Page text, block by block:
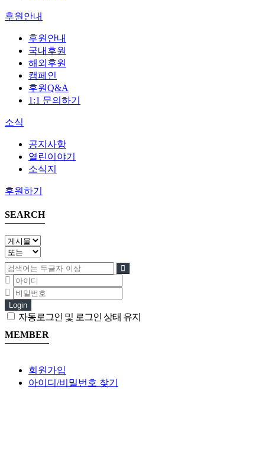
후원안내
후원안내
국내후원
해외후원
캠페인
후원Q&A
1:1 문의하기
소식
공지사항
열린이야기
소식지
후원하기
SEARCH
Login
자동로그인 및 로그인 상태 유지
MEMBER
회원가입
아이디/비밀번호 찾기